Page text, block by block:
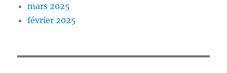
mars 2025
février 2025